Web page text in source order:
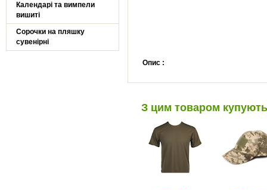
Календарі та вимпели
вишиті
Сорочки на пляшку
сувенірні
Опис :
З цим товаром купують